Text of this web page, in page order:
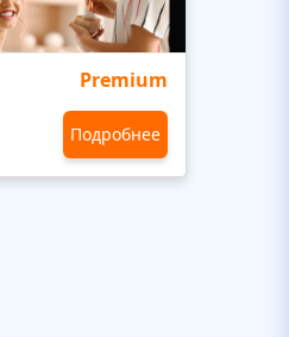
Premium
Подробнее